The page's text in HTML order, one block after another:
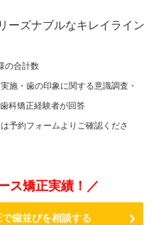
ーズナブルなキレイライン
の合計数
施・歯の印象に関する意識調査・
科矯正経験者が回答
予約フォームよりご確認くださ
ス矯正実績！／
歯並びを相談する